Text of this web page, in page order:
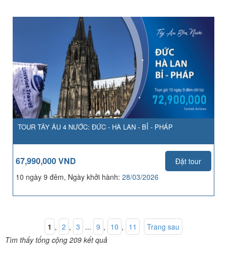
TOUR TÂY ÂU 4 NƯỚC: ĐỨC - HÀ LAN - BỈ - PHÁP
67,990,000 VND
Đặt tour
10 ngày 9 đêm, Ngày khởi hành: 28/03/2026
1 , 2 , 3 ... 9 , 10 , 11
Trang sau
Tìm thấy tổng cộng 209 kết quả